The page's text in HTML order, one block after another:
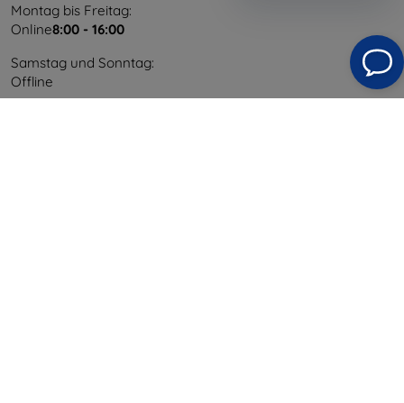
Montag bis Freitag:
Online8:00 - 16:00
Samstag und Sonntag:
Offline